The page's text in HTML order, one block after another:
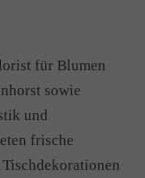
für Blumen
sowie
und
frische